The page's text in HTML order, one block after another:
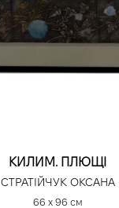
КИЛИМ. ПЛЮЩІ
СТРАТІЙЧУК ОКСАНА
66 х 96 см